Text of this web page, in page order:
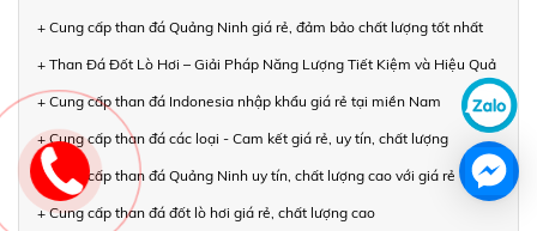
+ Cung cấp than đá Quảng Ninh giá rẻ, đảm bảo chất lượng tốt nhất
+ Than Đá Đốt Lò Hơi – Giải Pháp Năng Lượng Tiết Kiệm và Hiệu Quả
+ Cung cấp than đá Indonesia nhập khẩu giá rẻ tại miền Nam
+ Cung cấp than đá các loại - Cam kết giá rẻ, uy tín, chất lượng
+ Cung cấp than đá Quảng Ninh uy tín, chất lượng cao với giá rẻ
+ Cung cấp than đá đốt lò hơi giá rẻ, chất lượng cao